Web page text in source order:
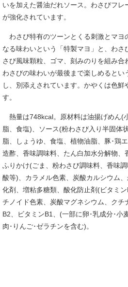
いを加えた醤油だれソース。わさびフ
が強化されています。
わさび特有のツーンとくる刺激とマヨ
なる味わいという「特製マヨ」と、わさ
さび風味顆粒、ゴマ、刻みのりを組み合
わさびの味わいが最後まで楽しめると
し、別添えされています。かやくは色鮮
す。
熱量は748kcal。原材料は油揚げめん(
脂、食塩)、ソース(粉わさび入り半固体
脂、しょうゆ、食塩、植物油脂、豚･鶏
造酢、香味調味料、たん白加水分解物、
ふりかけ(ごま、粉わさび調味料、香味
酸等)、カラメル色素、炭酸カルシウム
化剤、増粘多糖類、酸化防止剤(ビタミ
チノイド色素、炭酸マグネシウム、クチ
B2、ビタミンB1、(一部に卵･乳成分･小
肉･りんご･ゼラチンを含む)。